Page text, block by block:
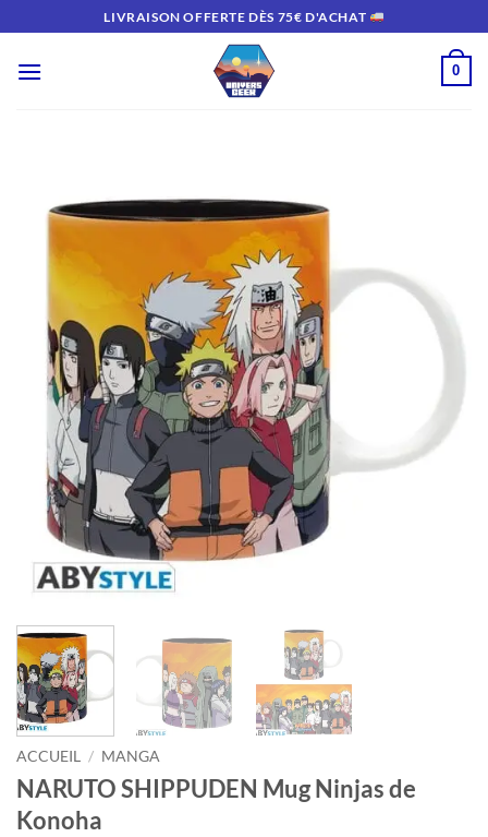
au
contenu
LIVRAISON OFFERTE DÈS 75€ D'ACHAT
0
ACCUEIL / MANGA
NARUTO SHIPPUDEN Mug Ninjas de
Konoha